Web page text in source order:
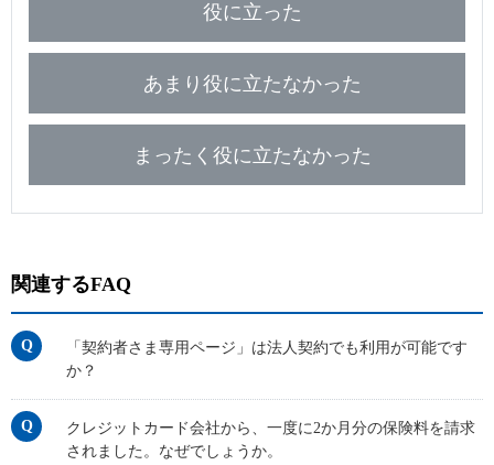
マーケットリンク
役に立った
あまり役に立たなかった
まったく役に立たなかった
関連するFAQ
「契約者さま専用ページ」は法人契約でも利用が可能です
か？
クレジットカード会社から、一度に2か月分の保険料を請求
されました。なぜでしょうか。